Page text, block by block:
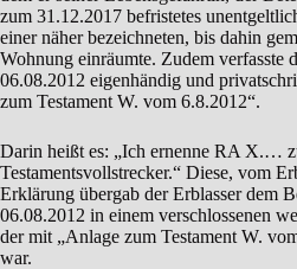
zum 31.12.2017 befristetes
einer näher bezeichneten, bis dahin
Wohnung einräumte. Zudem verfasste
06.08.2012 eigenhändig und
zum Testament W. vom 6.8.2012“.
Darin heißt es: „Ich ernenne RA X.…
Testamentsvollstrecker.“ Diese, vom
Erklärung übergab der Erblasser dem
06.08.2012 in einem verschlossenen
der mit „Anlage zum Testament W.
war.